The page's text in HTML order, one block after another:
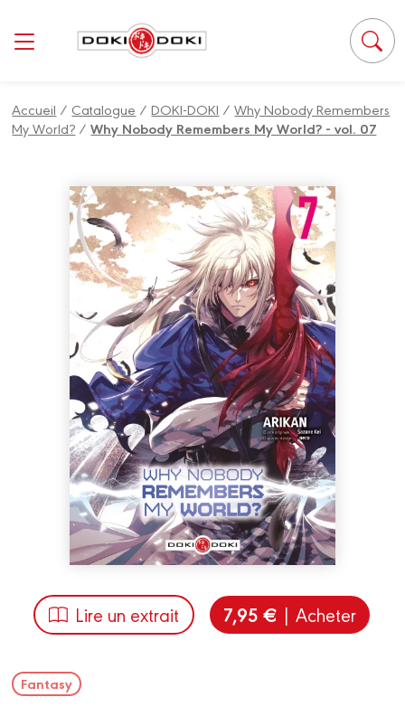
Accueil / Catalogue /DOKI-DOKI /Why Nobody Remembers
My World? /Why Nobody Remembers My World? - vol. 07
Lire un extrait 7,95 € | Acheter
Fantasy